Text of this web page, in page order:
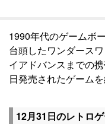
1990年代のゲームボ
台頭したワンダース
イアドバンスまでの
日発売されたゲームを
12月31日のレトロ